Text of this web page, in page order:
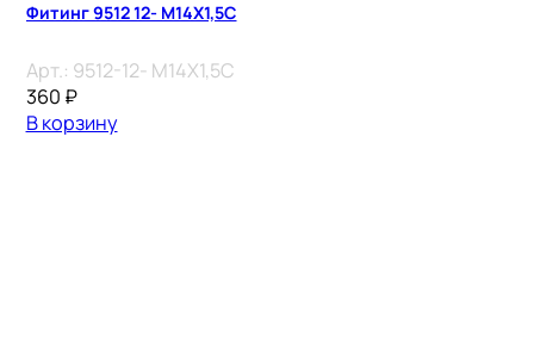
Фитинг 9512 12- M14X1,5C
Арт.: 9512-12- M14X1,5C
360 ₽
В корзину